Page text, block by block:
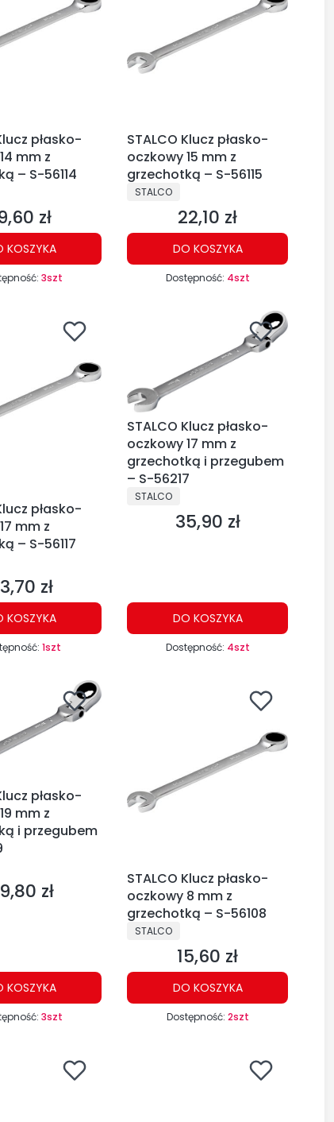
płasko-
mm z
– S-56114
zł
KOSZYKA
3szt
STALCO Klucz płasko-
oczkowy 15 mm z
grzechotką – S-56115
PRODUCENT
STALCO
Cena
22,10 zł
DO KOSZYKA
Dostępność: 4szt
płasko-
mm z
– S-56117
zł
KOSZYKA
1szt
STALCO Klucz płasko-
oczkowy 17 mm z
grzechotką i przegubem
– S-56217
PRODUCENT
STALCO
Cena
35,90 zł
DO KOSZYKA
Dostępność: 4szt
płasko-
mm z
i przegubem
zł
KOSZYKA
3szt
STALCO Klucz płasko-
oczkowy 8 mm z
grzechotką – S-56108
PRODUCENT
STALCO
Cena
15,60 zł
DO KOSZYKA
Dostępność: 2szt